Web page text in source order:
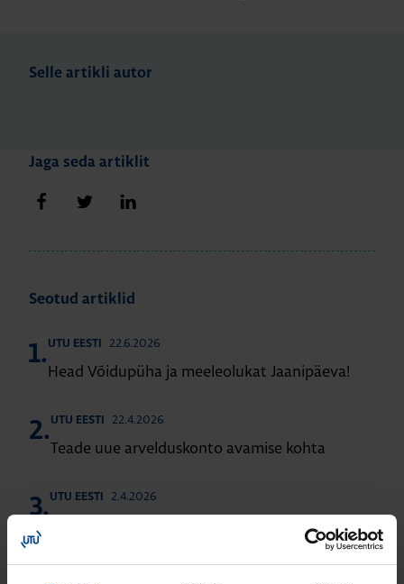
Selle artikli autor
Jaga seda artiklit
Jaga FacebookisJaga Twitteris
Seotud artiklid
1. UTU EESTI 22.6.2026
Head Võidupüha ja meeleolukat Jaanipäeva!
2. UTU EESTI 22.4.2026
Teade uue arvelduskonto avamise kohta
3.UTU EESTI 2.4.2026